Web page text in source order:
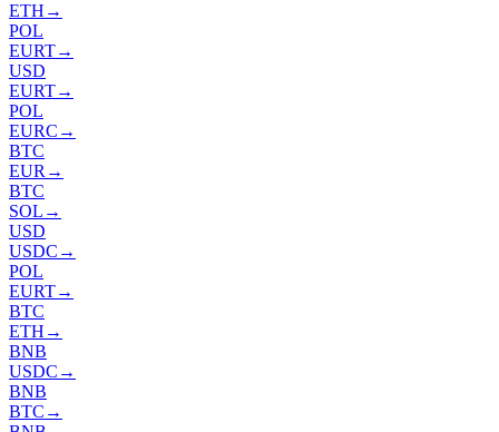
ETH →
POL
EURT→
USD
EURT→
POL
EURC →
BTC
EUR →
BTC
SOL →
USD
USDC →
POL
EURT→
BTC
ETH →
BNB
USDC →
BNB
BTC →